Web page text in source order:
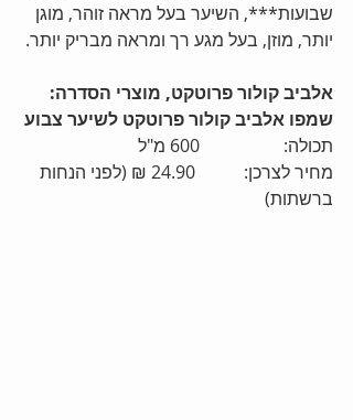
שבועות***, השיער בעל מראה זוהר, מוגן
יותר, מוזן, בעל מגע רך ומראה מבריק יותר.
אלביב קולור פרוטקט, מוצרי הסדרה:
שמפו אלביב קולור פרוטקט לשיער צבוע
תכולה:                   600 מ"ל
מחיר לצרכן:           24.90 ₪ (לפני הנחות
ברשתות)